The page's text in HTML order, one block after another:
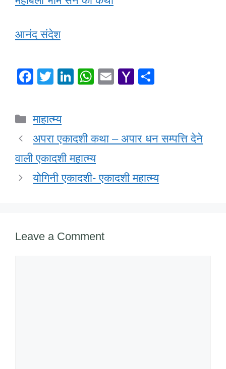
आनंद संदेश
F
e
b
o
o
k
T
er
Li
dI
n
W
A
p
p
E
Y
o
ail
Categories
माहात्म्य
अपरा एकादशी कथा – अपार धन सम्पत्ति देने
वाली एकादशी महात्म्य
योगिनी एकादशी- एकादशी महात्म्य
Leave a Comment